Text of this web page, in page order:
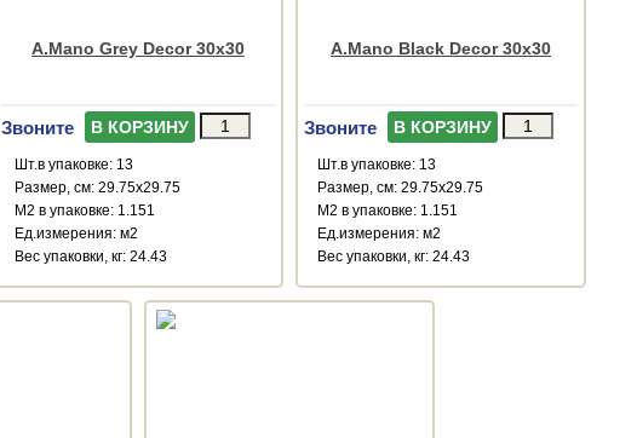
A.Mano Grey Decor 30x30
Звоните В КОРЗИНУ
Шт.в упаковке: 13
Размер, см: 29.75x29.75
М2 в упаковке: 1.151
Ед.измерения: м2
Веc упаковки, кг: 24.43
A.Mano Black Decor 30x30
Звоните В КОРЗИНУ
Шт.в упаковке: 13
Размер, см: 29.75x29.75
М2 в упаковке: 1.151
Ед.измерения: м2
Веc упаковки, кг: 24.43